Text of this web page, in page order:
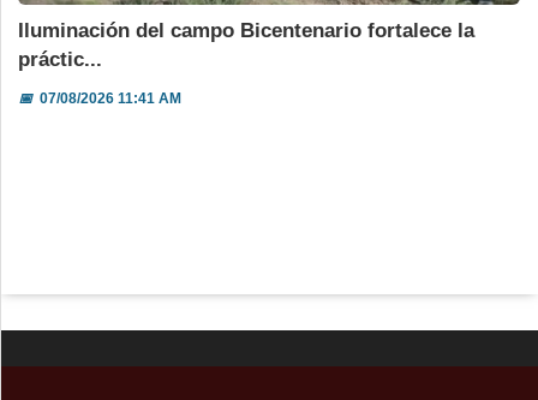
Iluminación del campo Bicentenario fortalece la
práctic...
📅07/08/2026 11:41 AM